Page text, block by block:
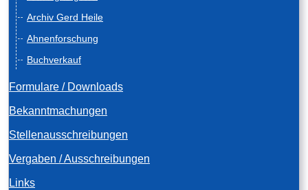
Archiv Gerd Heile
Ahnenforschung
Buchverkauf
Formulare / Downloads
Bekanntmachungen
Stellenausschreibungen
Vergaben / Ausschreibungen
Links